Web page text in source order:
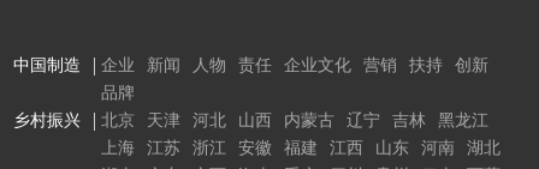
中国制造 企业 新闻 人物 责任 企业文化 营销 扶持
创新
品牌
乡村振兴
北京 天津 河北 山西 内蒙古 辽宁 吉林
黑龙江
上海
江苏 浙江 安徽 福建 江西 山东 河南
湖北